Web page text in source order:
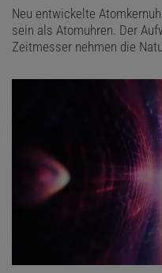
Neu entwickelte
sein als Atomuhren. Der
Zeitmesser nehmen die